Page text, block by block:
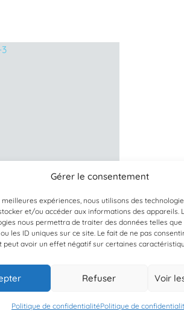
Gérer le consentement
expériences, nous utilisons des
et/ou accéder aux informations des appareils.
nous permettra de traiter des données telles
les ID uniques sur ce site. Le fait de ne pas
peut avoir un effet négatif sur certaines
Refuser Voir
Politique de confidentialitéPolitique de
À valider
crangon
européenne
24 juin 2026
Virginie Heriot